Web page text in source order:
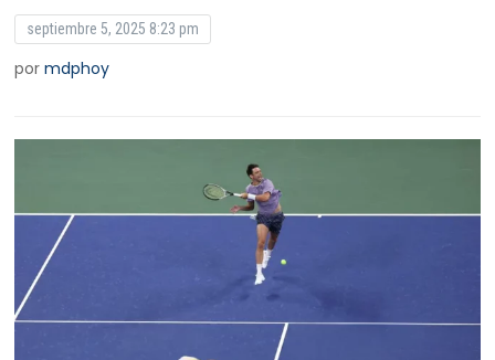
septiembre 5, 2025 8:23 pm
pormdphoy